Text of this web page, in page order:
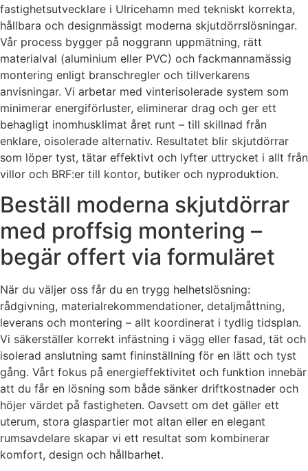
fastighetsutvecklare i Ulricehamn med tekniskt korrekta,
hållbara och designmässigt moderna skjutdörrslösningar.
Vår process bygger på noggrann uppmätning, rätt
materialval (aluminium eller PVC) och fackmannamässig
montering enligt branschregler och tillverkarens
anvisningar. Vi arbetar med vinterisolerade system som
minimerar energiförluster, eliminerar drag och ger ett
behagligt inomhusklimat året runt – till skillnad från
enklare, oisolerade alternativ. Resultatet blir skjutdörrar
som löper tyst, tätar effektivt och lyfter uttrycket i allt från
villor och BRF:er till kontor, butiker och nyproduktion.
Beställ moderna skjutdörrar
med proffsig montering –
begär offert via formuläret
När du väljer oss får du en trygg helhetslösning:
rådgivning, materialrekommendationer, detaljmåttning,
leverans och montering – allt koordinerat i tydlig tidsplan.
Vi säkerställer korrekt infästning i vägg eller fasad, tät och
isolerad anslutning samt fininställning för en lätt och tyst
gång. Vårt fokus på energieffektivitet och funktion innebär
att du får en lösning som både sänker driftkostnader och
höjer värdet på fastigheten. Oavsett om det gäller ett
uterum, stora glaspartier mot altan eller en elegant
rumsavdelare skapar vi ett resultat som kombinerar
komfort, design och hållbarhet.